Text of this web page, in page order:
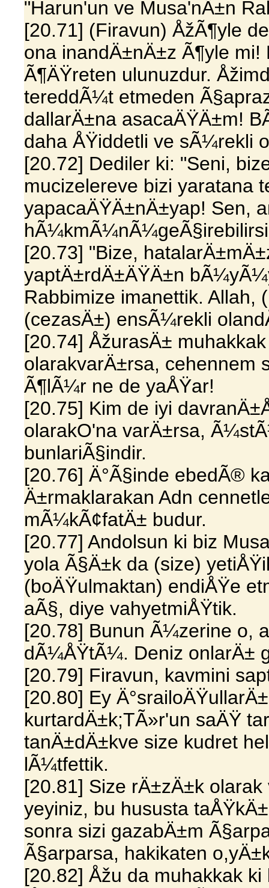
"Harun'un ve Musa'nÄ±n
[20.71] (Firavun) ÅžÃ¶yle
ona inandÄ±nÄ±z Ã¶yle
Ã¶ÄŸreten ulunuzdur.
tereddÃ¼t etmeden
dallarÄ±na asacaÄŸÄ±m!
daha ÅŸiddetli ve sÃ¼rekli
[20.72] Dediler ki: "Seni,
mucizelereve bizi yaratana
yapacaÄŸÄ±nÄ±yap! Sen,
[20.73] "Bize,
yaptÄ±rdÄ±ÄŸÄ±n
Rabbimize imanettik.
(cezasÄ±) ensÃ¼rekli
[20.74] ÅžurasÄ±
olarakvarÄ±rsa, cehennem
Ã¶lÃ¼r ne de yaÅŸar!
[20.75] Kim de iyi
olarakO'na varÄ±rsa,
bunlariÃ§indir.
[20.76] Ä°Ã§inde ebedÃ®
Ä±rmaklarakan Adn
mÃ¼kÃ¢fatÄ± budur.
[20.77] Andolsun ki biz
yola Ã§Ä±k da (size)
(boÄŸulmaktan) endiÅŸe
aÃ§, diye vahyetmiÅŸtik.
[20.78] Bunun Ã¼zerine o,
dÃ¼ÅŸtÃ¼. Deniz onlarÄ±
[20.79] Firavun, kavmini
[20.80] Ey
kurtardÄ±k;TÃ»r'un saÄŸ
tanÄ±dÄ±kve size kudret
lÃ¼tfettik.
[20.81] Size rÄ±zÄ±k
yeyiniz, bu hususta
sonra sizi gazabÄ±m
Ã§arparsa, hakikaten
[20.82] Åžu da muhakkak